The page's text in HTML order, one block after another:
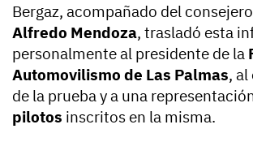
Bergaz, acompañado del
Alfredo Mendoza, trasladó esta
personalmente al presidente de la
Automovilismo de Las Palmas,
de la prueba y a una
pilotos inscritos en la misma.